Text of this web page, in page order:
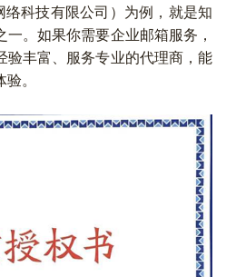
络科技有限公司）为例，就是知
。如果你需要企业邮箱服务，
验丰富、服务专业的代理商，能
。